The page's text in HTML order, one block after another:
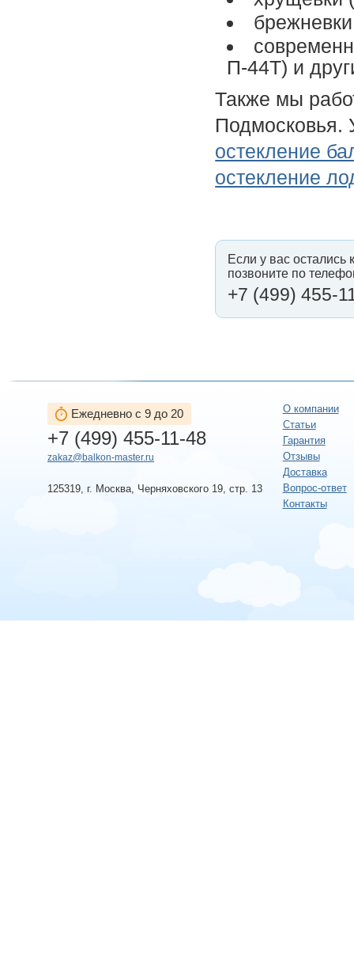
П-44Т) и
Также мы
Подмосковья.
остекление
остекление
Если у вас
позвоните по
+7 (499) 455-
Ежедневно с 9 до 20
+7 (499) 455-11-48
zakaz@balkon-master.ru
125319, г. Москва, Черняховского 19, стр. 13
О компании
Статьи
Гарантия
Отзывы
Доставка
Вопрос-ответ
Контакты